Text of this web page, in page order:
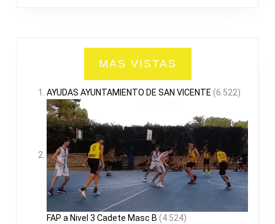
MAS VISTAS
AYUDAS AYUNTAMIENTO DE SAN VICENTE (6.522)
FAP a Nivel 3 Cadete Masc B (4.524)